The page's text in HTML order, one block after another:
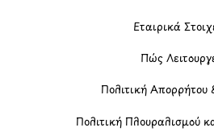
Εταιρικά
Πώς
Πολιτική Απορρήτου
Πολιτική Πλουραλισμού